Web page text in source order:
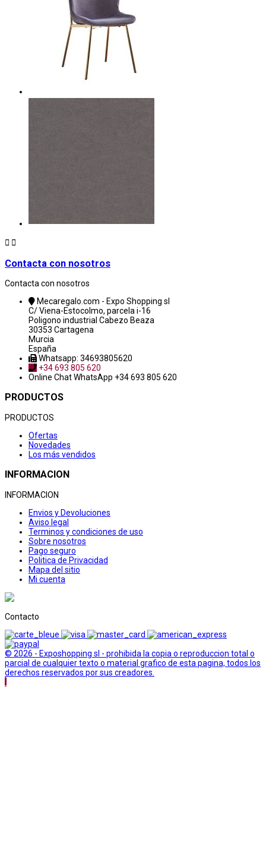
 
Contacta con nosotros
Contacta con nosotros
Mecaregalo.com - Expo Shopping sl
C/ Viena-Estocolmo, parcela i-16
Poligono industrial Cabezo Beaza
30353 Cartagena
Murcia
España
Whatsapp: 34693805620
+34 693 805 620
Online ChatWhatsApp +34 693 805 620
PRODUCTOS
PRODUCTOS
Ofertas
Novedades
Los más vendidos
INFORMACION
INFORMACION
Envios y Devoluciones
Aviso legal
Terminos y condiciones de uso
Sobre nosotros
Pago seguro
Politica de Privacidad
Mapa del sitio
Mi cuenta
Contacto
© 2026 - Exposhopping sl - prohibida la copia o reproduccion total o
parcial de cualquier texto o material grafico de esta pagina, todos los
derechos reservados por sus creadores.